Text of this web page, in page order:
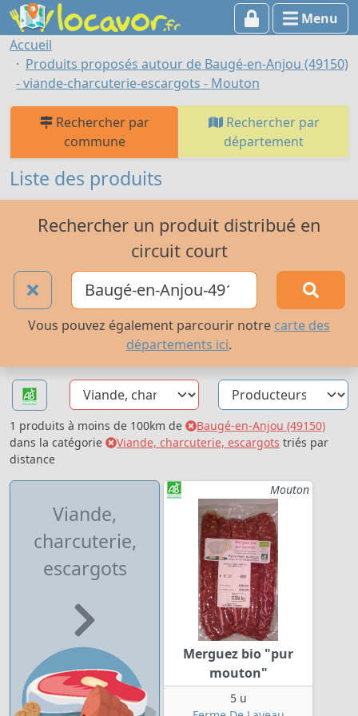
Menu
Accueil
Produits proposés autour de Baugé-en-Anjou (49150)
- viande-charcuterie-escargots - Mouton
Rechercher par
commune
Rechercher par
département
Liste des produits
Rechercher un produit distribué en
circuit court
Vous pouvez également parcourir notre carte des
départements ici.
1 produits à moins de 100km de
Baugé-en-Anjou (49150)
dans la catégorie
Viande, charcuterie, escargots triés par
distance
Viande,
charcuterie,
escargots
Mouton
Merguez bio "pur
mouton"
5 u